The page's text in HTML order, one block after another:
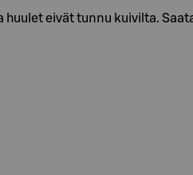
eivät tunnu kuivilta.